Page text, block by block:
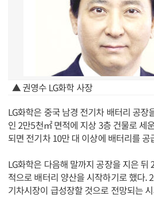
▲ 권영수 LG화학 사장
LG화학은 중국 남경 전기차 배터리 공장
인 2만5천㎡ 면적에 지상 3층 건물로 세
되면 전기차 10만 대 이상에 배터리를 공
LG화학은 다음해 말까지 공장을 지은 뒤
적으로 배터리 양산을 시작하기로 했다.
기차시장이 급성장할 것으로 전망되는